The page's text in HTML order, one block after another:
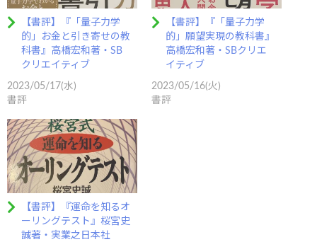
【書評】『「量子力学
的」お金と引き寄せの教
科書』高橋宏和著・SB
クリエイティブ
2023/05/17(水)
書評
【書評】『「量子力学
的」願望実現の教科書』
高橋宏和著・SBクリエ
イティブ
2023/05/16(火)
書評
【書評】『運命を知るオ
ーリングテスト』桜宮史
誠著・実業之日本社